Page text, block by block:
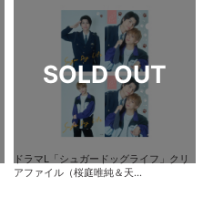
ドラマL「シュガードッグライフ」クリ
アファイル（桜庭唯純＆天...